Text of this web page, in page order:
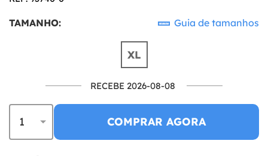
TAMANHO: Guia de tamanhos
XL
RECEBE 2026-08-08
COMPRAR AGORA